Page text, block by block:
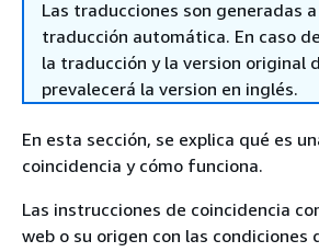
Las traducciones son generadas
traducción automática. En caso
la traducción y la version original
prevalecerá la version en inglés.
En esta sección, se explica qué es
coincidencia y cómo funciona.
Las instrucciones de coincidencia
web o su origen con las condiciones